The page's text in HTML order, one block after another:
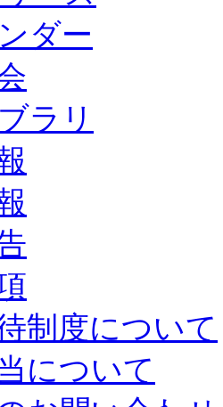
ダー
ラリ
制度について
について